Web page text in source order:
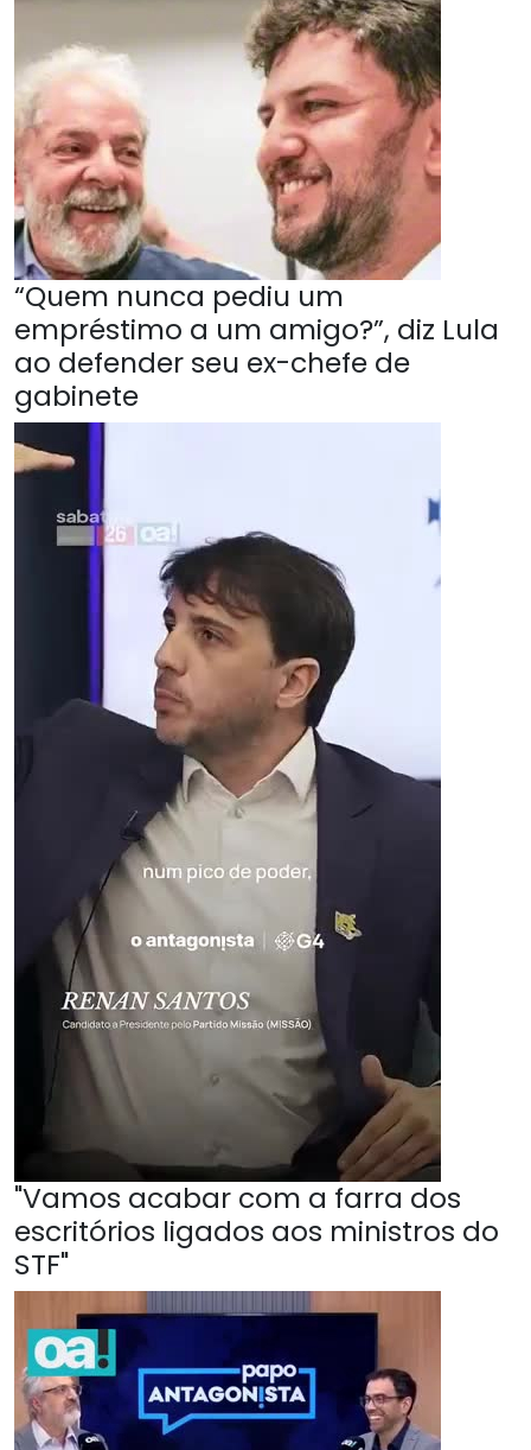
“Quem nunca pediu um
empréstimo a um amigo?”, diz Lula
ao defender seu ex-chefe de
gabinete
"Vamos acabar com a farra dos
escritórios ligados aos ministros do
STF"